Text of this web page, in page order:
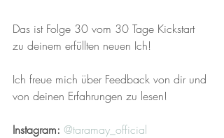
Das ist Folge 30 vom 30 Tage Kickstart
zu deinem erfüllten neuen Ich!
Ich freue mich über Feedback von dir und
von deinen Erfahrungen zu lesen!
Instagram: @taramay_official